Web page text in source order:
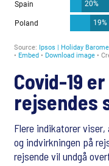
Covid-19
rejsendes
Flere indikatorer
og indvirkningen på
rejsende vil undgå